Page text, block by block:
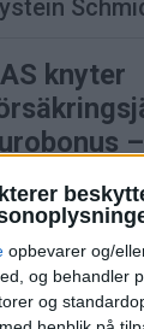
opbevarer og/
og behandler
og
knyter
breddar